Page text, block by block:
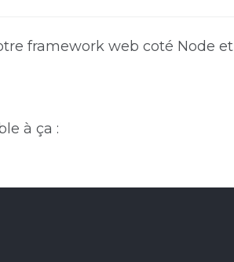
framework web coté Node et
à ça :